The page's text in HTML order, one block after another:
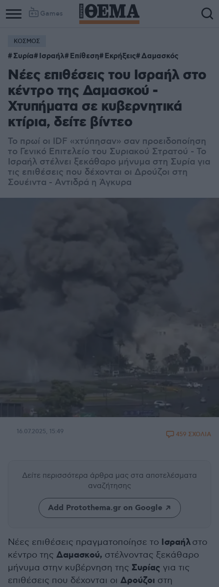
Games
ΚΟΣΜΟΣ
Συρία Ισραήλ Επίθεση Εκρήξεις Δαμασκός
Νέες επιθέσεις του Ισραήλ στο
κέντρο της Δαμασκού -
Χτυπήματα σε κυβερνητικά
κτίρια, δείτε βίντεο
Το πρωί οι IDF «χτύπησαν» σαν προειδοποίηση
το Γενικό Επιτελείο του Συριακού Στρατού - Το
Ισραήλ στέλνει ξεκάθαρο μήνυμα στη Συρία για
τις επιθέσεις που δέχονται οι Δρούζοι στη
Σουέιντα - Αντιδρά η Άγκυρα
16.07.2025, 15:49 459 ΣΧΟΛΙΑ
Δείτε περισσότερα άρθρα μας στα αποτελέσματα
αναζήτησης
Add Protothema.gr on Google
Νέες επιθέσεις πραγματοποίησε το Ισραήλστο
κέντρο της Δαμασκού, στέλνοντας ξεκάθαρο
μήνυμα στην κυβέρνηση της Συρίας για τις
επιθέσεις που δέχονται οι Δρούζοι στη